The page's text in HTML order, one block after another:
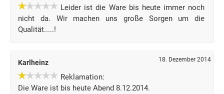
Leider ist die Ware bis heute immer noch
nicht da. Wir machen uns große Sorgen um die
Qualität.....!
Karlheinz 18. Dezember 2014
Reklamation:
Die Ware ist bis heute Abend 8.12.2014.